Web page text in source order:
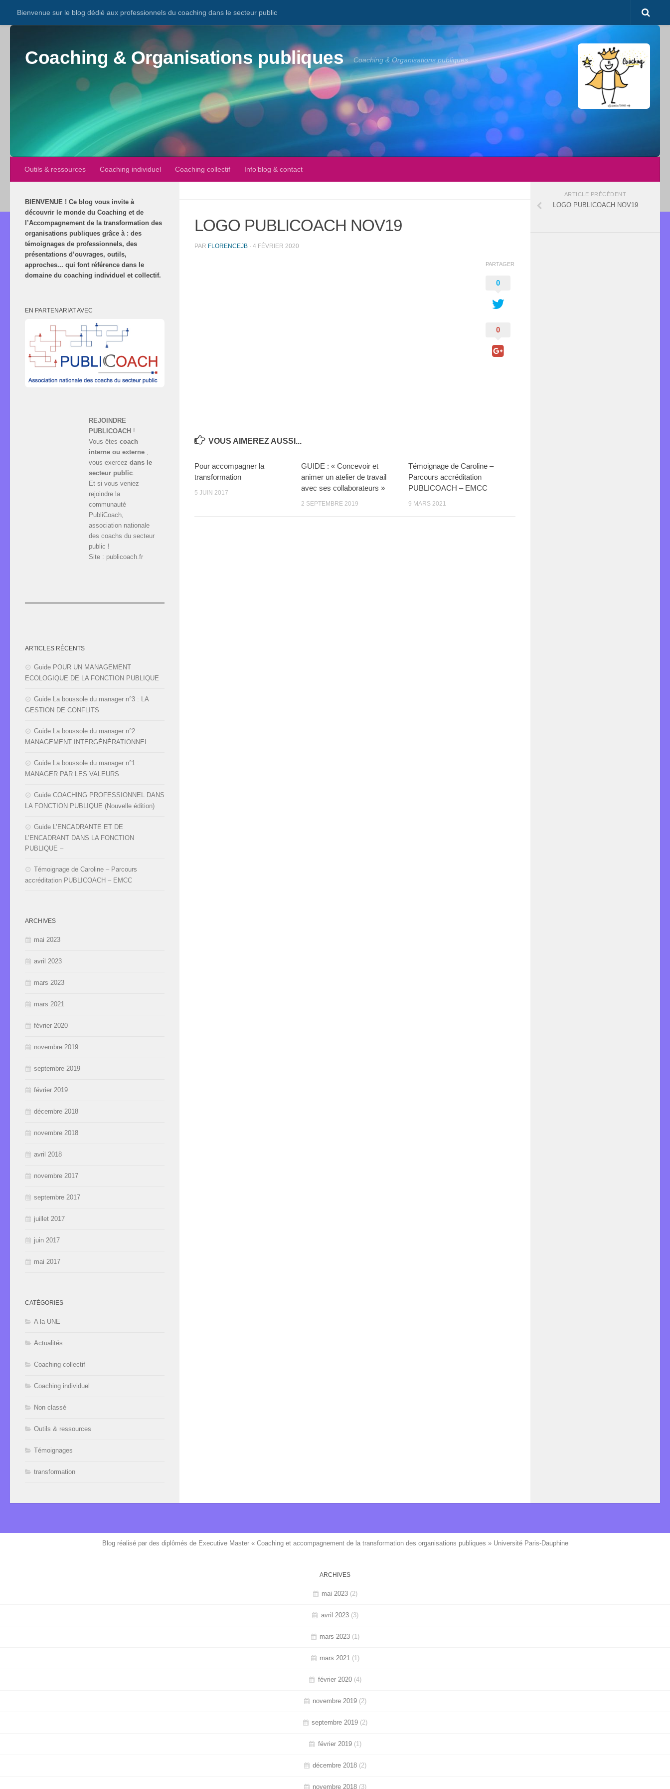
Bienvenue sur le blog dédié aux professionnels du coaching dans le secteur public
Coaching & Organisations publiques Coaching & Organisations publiques
Outils & ressources Coaching individuel Coaching collectif Info’blog & contact
LOGO PUBLICOACH NOV19
PAR FLORENCEJB · 4 FÉVRIER 2020
PARTAGER
0
0
VOUS AIMEREZ AUSSI...
Pour accompagner la
transformation
5 JUIN 2017
GUIDE : « Concevoir et
animer un atelier de travail
avec ses collaborateurs »
2 SEPTEMBRE 2019
Témoignage de Caroline –
Parcours accréditation
PUBLICOACH – EMCC
9 MARS 2021
BIENVENUE ! Ce blog vous invite à
découvrir le monde du Coaching et de
l’Accompagnement de la transformation des
organisations publiques grâce à : des
témoignages de professionnels, des
présentations d’ouvrages, outils,
approches... qui font référence dans le
domaine du coaching individuel et collectif.
EN PARTENARIAT AVEC
REJOINDRE
PUBLICOACH !
Vous êtes coach
interne ou externe ;
vous exercez dans le
secteur public.
Et si vous veniez
rejoindre la
communauté
PubliCoach,
association nationale
des coachs du secteur
public !
Site : publicoach.fr
ARTICLES RÉCENTS
Guide POUR UN MANAGEMENT
ECOLOGIQUE DE LA FONCTION PUBLIQUE
Guide La boussole du manager n°3 : LA
GESTION DE CONFLITS
Guide La boussole du manager n°2 :
MANAGEMENT INTERGÉNÉRATIONNEL
Guide La boussole du manager n°1 :
MANAGER PAR LES VALEURS
Guide COACHING PROFESSIONNEL DANS
LA FONCTION PUBLIQUE (Nouvelle édition)
Guide L’ENCADRANTE ET DE
L’ENCADRANT DANS LA FONCTION
PUBLIQUE –
Témoignage de Caroline – Parcours
accréditation PUBLICOACH – EMCC
ARCHIVES
mai 2023
avril 2023
mars 2023
mars 2021
février 2020
novembre 2019
septembre 2019
février 2019
décembre 2018
novembre 2018
avril 2018
novembre 2017
septembre 2017
juillet 2017
juin 2017
mai 2017
CATÉGORIES
A la UNE
Actualités
Coaching collectif
Coaching individuel
Non classé
Outils & ressources
Témoignages
transformation
ARTICLE PRÉCÉDENT
LOGO PUBLICOACH NOV19
Blog réalisé par des diplômés de Executive Master « Coaching et accompagnement de la transformation des organisations publiques » Université Paris-Dauphine
ARCHIVES
mai 2023 (2)
avril 2023(3)
mars 2023 (1)
mars 2021 (1)
février 2020(4)
novembre 2019 (2)
septembre 2019 (2)
février 2019(1)
décembre 2018 (2)
novembre 2018 (3)